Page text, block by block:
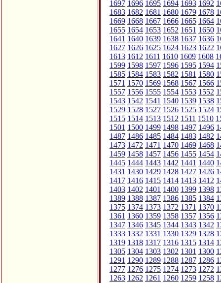
1697 1696 1695 1694 1693 1692
1683 1682 1681 1680 1679 1678
1669 1668 1667 1666 1665 1664
1655 1654 1653 1652 1651 1650
1641 1640 1639 1638 1637 1636
1627 1626 1625 1624 1623 1622
1613 1612 1611 1610 1609 1608
1599 1598 1597 1596 1595 1594
1585 1584 1583 1582 1581 1580
1571 1570 1569 1568 1567 1566
1557 1556 1555 1554 1553 1552
1543 1542 1541 1540 1539 1538
1529 1528 1527 1526 1525 1524
1515 1514 1513 1512 1511 1510
1501 1500 1499 1498 1497 1496
1487 1486 1485 1484 1483 1482
1473 1472 1471 1470 1469 1468
1459 1458 1457 1456 1455 1454
1445 1444 1443 1442 1441 1440
1431 1430 1429 1428 1427 1426
1417 1416 1415 1414 1413 1412
1403 1402 1401 1400 1399 1398
1389 1388 1387 1386 1385 1384
1375 1374 1373 1372 1371 1370
1361 1360 1359 1358 1357 1356
1347 1346 1345 1344 1343 1342
1333 1332 1331 1330 1329 1328
1319 1318 1317 1316 1315 1314
1305 1304 1303 1302 1301 1300
1291 1290 1289 1288 1287 1286
1277 1276 1275 1274 1273 1272
1263 1262 1261 1260 1259 1258